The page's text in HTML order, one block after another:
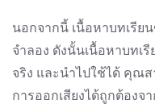
นอกจากนี้ เนื้อหาบทเรีย
จำลอง ดังนั้นเนื้อหาบทเรี
จริง และนำไปใช้ได้ คุณ
การออกเสียงได้ถูกต้องจ